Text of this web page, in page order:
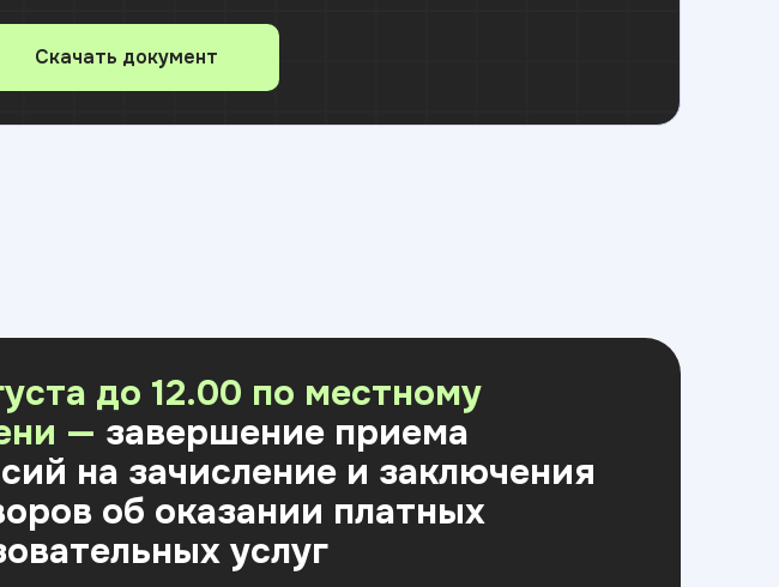
Скачать документ
до 12.00 по местному
— завершение приема
на зачисление и заключения
об оказании платных
услуг